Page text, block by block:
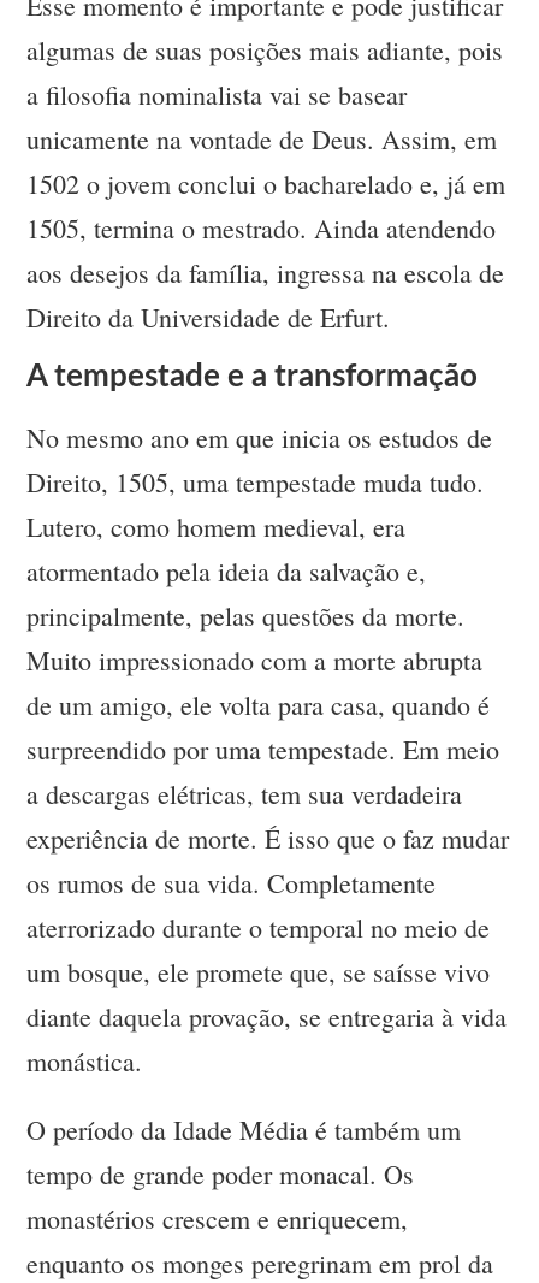
algumas de suas posições mais adiante, pois
a filosofia nominalista vai se basear
unicamente na vontade de Deus. Assim, em
1502 o jovem conclui o bacharelado e, já em
1505, termina o mestrado. Ainda atendendo
aos desejos da família, ingressa na escola de
Direito da Universidade de Erfurt.
A tempestade e a transformação
No mesmo ano em que inicia os estudos de
Direito, 1505, uma tempestade muda tudo.
Lutero, como homem medieval, era
atormentado pela ideia da salvação e,
principalmente, pelas questões da morte.
Muito impressionado com a morte abrupta
de um amigo, ele volta para casa, quando é
surpreendido por uma tempestade. Em meio
a descargas elétricas, tem sua verdadeira
experiência de morte. É isso que o faz mudar
os rumos de sua vida. Completamente
aterrorizado durante o temporal no meio de
um bosque, ele promete que, se saísse vivo
diante daquela provação, se entregaria à vida
monástica.
O período da Idade Média é também um
tempo de grande poder monacal. Os
monastérios crescem e enriquecem,
enquanto os monges peregrinam em prol da